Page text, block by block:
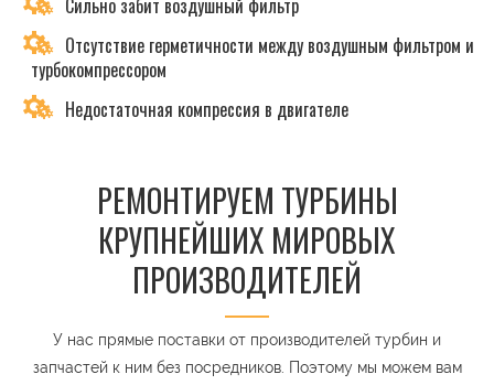
Сильно забит воздушный фильтр
Отсутствие герметичности между воздушным фильтром и
турбокомпрессором
Недостаточная компрессия в двигателе
РЕМОНТИРУЕМ ТУРБИНЫ
КРУПНЕЙШИХ МИРОВЫХ
ПРОИЗВОДИТЕЛЕЙ
У нас прямые поставки от производителей турбин и
запчастей к ним без посредников. Поэтому мы можем вам